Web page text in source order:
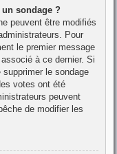
sondage ?
peuvent être modifiés
Pour
le premier message
à ce dernier. Si
le sondage
votes ont été
peuvent
de modifier les